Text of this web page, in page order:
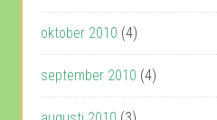
oktober 2010 (4)
september 2010 (4)